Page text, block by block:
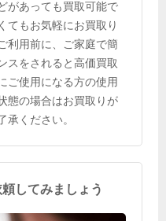
があっても買取可能で
てもお気軽にお買取り
利用前に、ご家庭で簡
スをされると高価買取
ご使用になる方の使用
態の場合はお買取りが
承ください。
してみましょう